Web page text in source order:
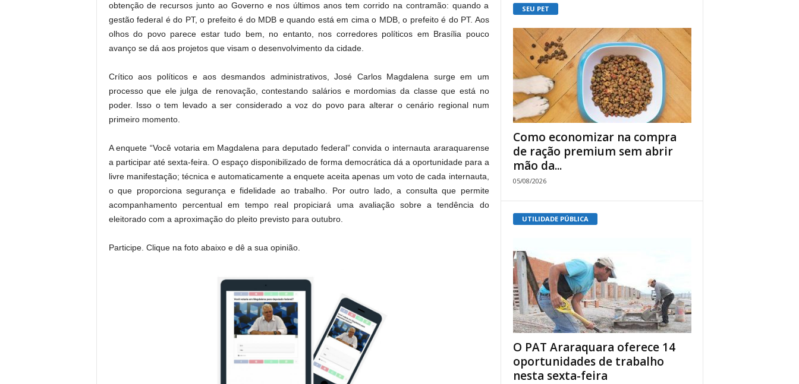
obtenção de recursos junto ao Governo e nos últimos anos tem corrido na contramão: quando a
gestão federal é do PT, o prefeito é do MDB e quando está em cima o MDB, o prefeito é do PT. Aos
olhos do povo parece estar tudo bem, no entanto, nos corredores políticos em Brasília pouco
avanço se dá aos projetos que visam o desenvolvimento da cidade.
Crítico aos políticos e aos desmandos administrativos, José Carlos Magdalena surge em um
processo que ele julga de renovação, contestando salários e mordomias da classe que está no
poder. Isso o tem levado a ser considerado a voz do povo para alterar o cenário regional num
primeiro momento.
A enquete “Você votaria em Magdalena para deputado federal” convida o internauta araraquarense
a participar até sexta-feira. O espaço disponibilizado de forma democrática dá a oportunidade para a
livre manifestação; técnica e automaticamente a enquete aceita apenas um voto de cada internauta,
o que proporciona segurança e fidelidade ao trabalho. Por outro lado, a consulta que permite
acompanhamento percentual em tempo real propiciará uma avaliação sobre a tendência do
eleitorado com a aproximação do pleito previsto para outubro.
Participe. Clique na foto abaixo e dê a sua opinião.
SEU PET
Como economizar na compra
de ração premium sem abrir
mão da...
05/08/2026
UTILIDADE PÚBLICA
O PAT Araraquara oferece 14
oportunidades de trabalho
nesta sexta-feira